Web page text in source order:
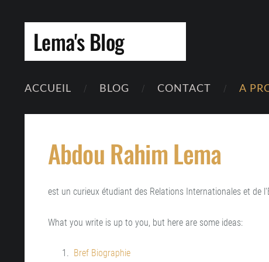
Lema's Blog
ACCUEIL BLOG CONTACT A
Abdou Rahim Lema
est un curieux étudiant des Relations Internationales et de
What you write is up to you, but here are some ideas:
Bref Biographie